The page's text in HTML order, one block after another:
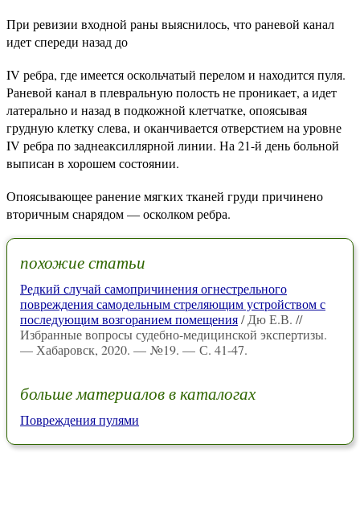
При ревизии входной раны выяснилось, что раневой канал
идет спереди назад до
IV ребра, где имеется оскольчатый перелом и находится пуля.
Раневой канал в плевральную полость не проникает, а идет
латерально и назад в подкожной клетчатке, опоясывая
грудную клетку слева, и оканчивается отверстием на уровне
IV ребра по заднеаксиллярной линии. На 21-й день больной
выписан в хорошем состоянии.
Опоясывающее ранение мягких тканей груди причинено
вторичным снарядом — осколком ребра.
похожие статьи
Редкий случай самопричинения огнестрельного
повреждения самодельным стреляющим устройством с
последующим возгоранием помещения/ Дю Е.В. //
Избранные вопросы судебно-медицинской экспертизы.
— Хабаровск, 2020. — №19. — С. 41-47.
больше материалов в каталогах
Повреждения пулями